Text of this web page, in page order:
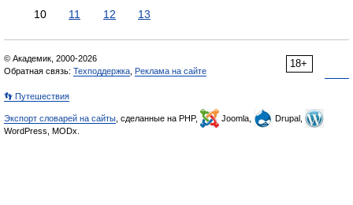
10
11 12 13
18+
© Академик, 2000-2026
Обратная связь: Техподдержка Реклама на сайте
👣 Путешествия
Экспорт словарей на сайты , сделанные на PHP, Joomla,
Drupal,
WordPress, MODx.